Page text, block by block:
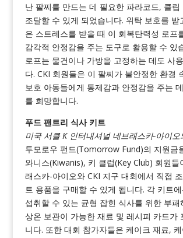
난 팔찌를 만드는 데 필요한 파라코드, 클립
조달할 수 있게 되었습니다. 위탁 보호를 받
은 스트레스를 받을 때 이 회복탄력성 로프
감각적 안정감을 주는 도구로 활용할 수 있
로프는 물건이나 가방을 고정하는 데도 사
다. CKI 회원들은 이 팔찌가 불안정한 환경
보호 아동들에게 통제감과 안정감을 주는
를 희망합니다.
푸드 팬트리 식사 키트
미국 서클 K 인터내셔널 네브래스카-아이오
투모로우 펀드(Tomorrow Fund)의 지원금
와니스(Kiwanis), 키 클럽(Key Club) 회원들
래스카-아이오와 CKI 지구 대회에서 직접
트 용품을 구매할 수 있게 됩니다. 각 키트
섭취할 수 있는 균형 잡힌 식사를 위한 부패
상온 보관이 가능한 재료 및 레시피 카드가
니다. 또한 대회 참가자들은 케이크 재료,